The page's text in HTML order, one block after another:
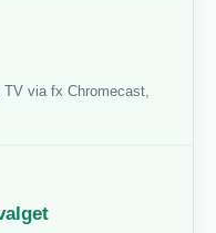
via fx Chromecast,